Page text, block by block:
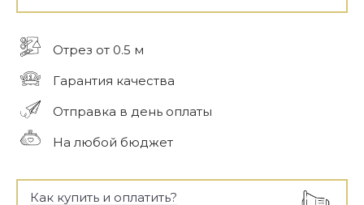
Отрез от 0.5 м
Гарантия качества
Отправка в день оплаты
На любой бюджет
Как купить и оплатить?